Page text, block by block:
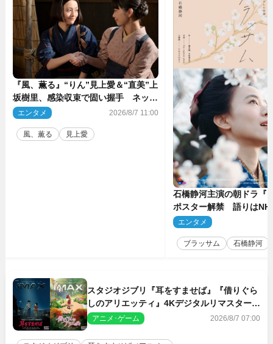
『風、薫る』“りん”見上愛＆“直美”上
坂樹里、感染収束で固い握手 ネット
感動「このバディは最強」「アツい」
エンタメ 2026/8/7 11:00
風、薫る 見上愛
石橋静河主演の朝ドラ『
ポスター解禁 語りは
アナ
エンタメ
ブラッサム 石橋静河
スタジオジブリ『耳をすませば』『借りぐら
しのアリエッティ』4Kデジタルリマスターで
IMAX上映決定！
アニメ･ゲーム 2026/8/7 07:00